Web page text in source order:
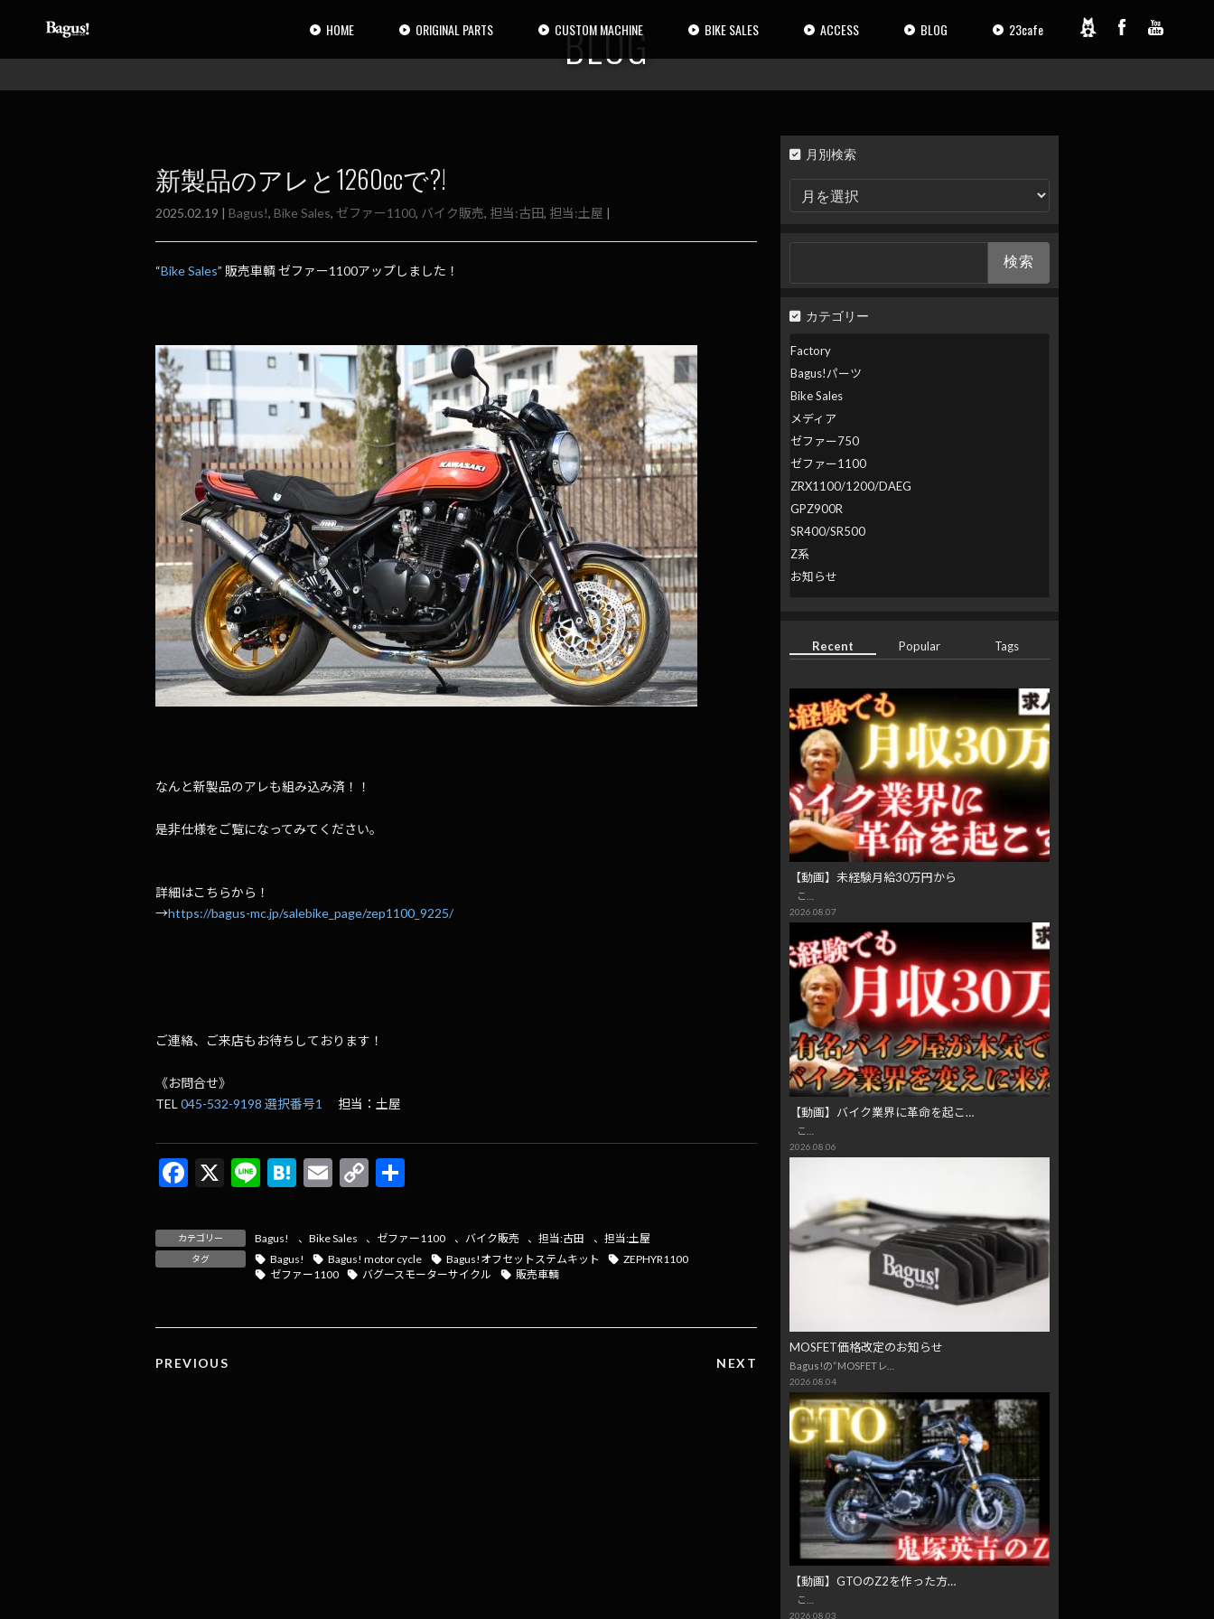
ン
ー
HOME ORIGINAL PARTS CUSTOM MACHINE BIKE SALES ACCESS BLOG 23cafe
BLOG
新製品のアレと1260ccで?!
2025.02.19 | Bagus!, Bike Sales, ゼファー1100, バイク販売, 担当:古田, 担当:土屋 |
“Bike Sales” 販売車輌 ゼファー1100アップしました！
なんと新製品のアレも組み込み済！！
是非仕様をご覧になってみてください。
詳細はこちらから！
→https://bagus-mc.jp/salebike_page/zep1100_9225/
ご連絡、ご来店もお待ちしております！
《お問合せ》
TEL 045-532-9198 選択番号1 担当：土屋
F
e
b
X
Li
e
H
e
n
a
E
ai
l
C
p
y
Li
カテゴリー Bagus! 、 Bike Sales 、 ゼファー1100 、 バイク販売 、担当:古田 、 担当:土屋
タグ Bagus! Bagus! motor cycle Bagus!オフセットステムキット
ZEPHYR1100
ゼファー1100
バグースモーターサイクル 販売車輌
PREVIOUS NEXT
月別検索
月
検
カテゴリー
Factory
Bagus!パーツ
Bike Sales
メディア
ゼファー750
ゼファー1100
ZRX1100/1200/DAEG
GPZ900R
SR400/SR500
Z系
お知らせ
Recent Popular Tags
【動画】未経験月給30万円から
こ…
2026.08.07
【動画】バイク業界に革命を起こ…
こ…
2026.08.06
MOSFET価格改定のお知らせ
Bagus!の“MOSFETレ…
2026.08.04
【動画】GTOのZ2を作った方…
こ…
2026.08.03